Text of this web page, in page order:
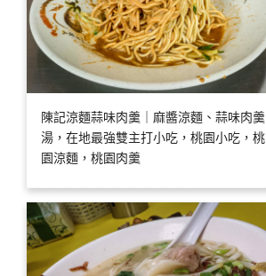
陳記涼麵蒜味肉羹｜麻醬涼麵、蒜味肉羹
湯，在地最強雙主打小吃，桃園小吃，桃
園涼麵，桃園肉羹